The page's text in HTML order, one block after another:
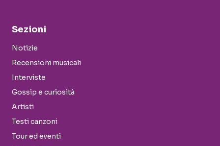
Sezioni
Notizie
Recensioni musicali
Interviste
Gossip e curiosità
Artisti
Testi canzoni
Tour ed eventi